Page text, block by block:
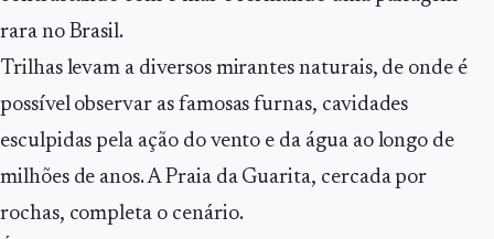
rara no Brasil.
Trilhas levam a diversos mirantes naturais, de onde é
possível observar as famosas furnas, cavidades
esculpidas pela ação do vento e da água ao longo de
milhões de anos. A Praia da Guarita, cercada por
rochas, completa o cenário.